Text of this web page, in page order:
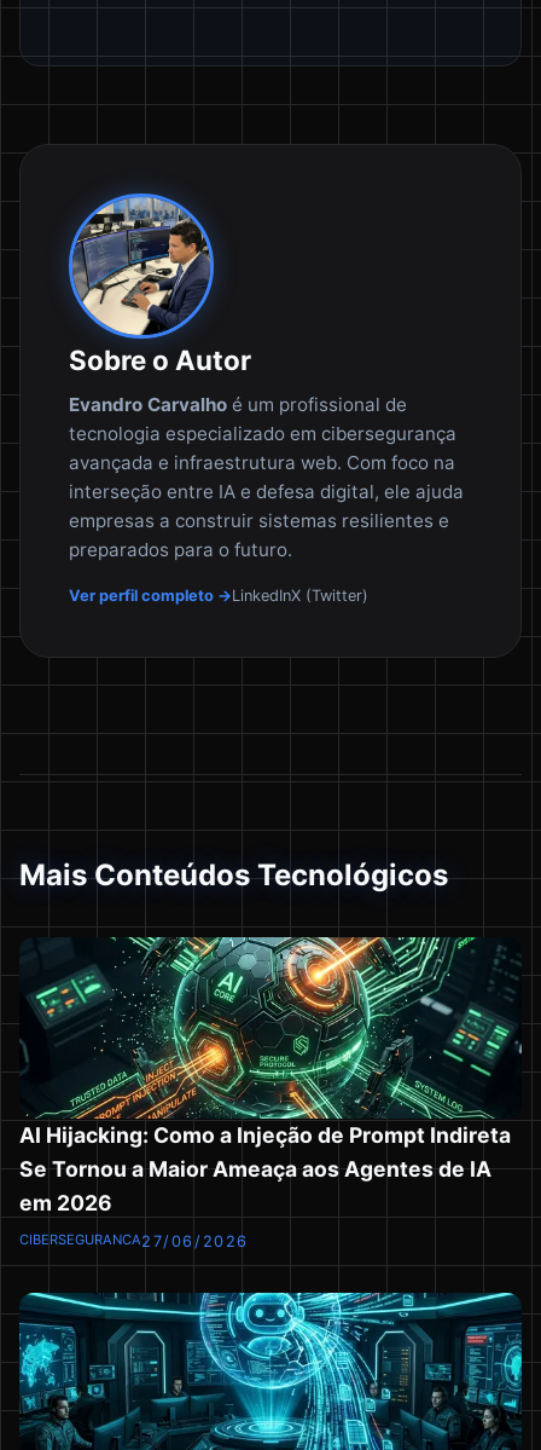
Sobre o Autor
Evandro Carvalho é um profissional de
tecnologia especializado em cibersegurança
avançada e infraestrutura web. Com foco na
interseção entre IA e defesa digital, ele ajuda
empresas a construir sistemas resilientes e
preparados para o futuro.
Ver perfil completo →LinkedInX (Twitter)
Mais Conteúdos Tecnológicos
AI Hijacking: Como a Injeção de Prompt Indireta
Se Tornou a Maior Ameaça aos Agentes de IA
em 2026
CIBERSEGURANCA27/06/2026